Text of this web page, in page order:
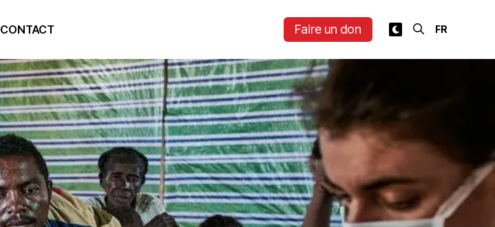
CONTACT Faire un don